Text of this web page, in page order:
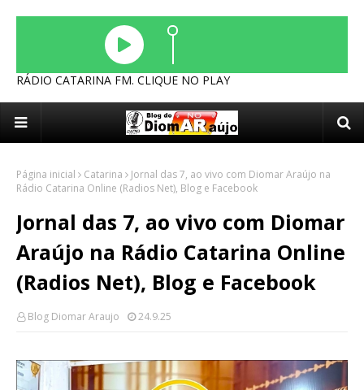
RÁDIO CATARINA FM. CLIQUE NO PLAY
Página inicial Catarina
Jornal das 7, ao vivo com Diomar Araújo na
Rádio Catarina Online (Radios Net), Blog e Facebook
Jornal das 7, ao vivo com Diomar
Araújo na Rádio Catarina Online
(Radios Net), Blog e Facebook
Blog Diomar Araujo 24.9.25